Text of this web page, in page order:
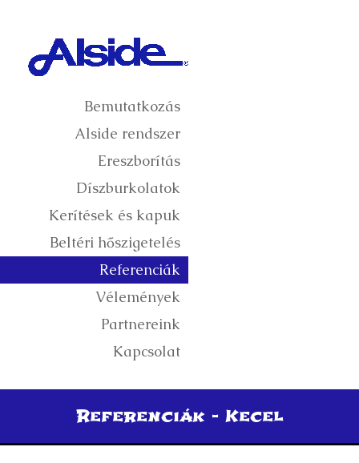
Bemutatkozás
Alside rendszer
Ereszborítás
Díszburkolatok
Kerítések és kapuk
Beltéri hőszigetelés
Referenciák
Vélemények
Partnereink
Kapcsolat
Referenciák - Kecel